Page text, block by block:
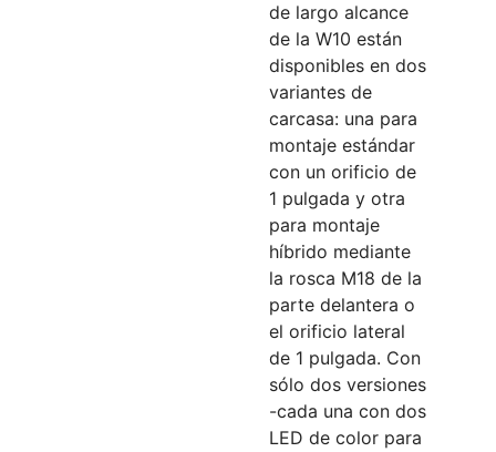
de largo alcance
de la W10 están
disponibles en dos
variantes de
carcasa: una para
montaje estándar
con un orificio de
1 pulgada y otra
para montaje
híbrido mediante
la rosca M18 de la
parte delantera o
el orificio lateral
de 1 pulgada. Con
sólo dos versiones
-cada una con dos
LED de color para